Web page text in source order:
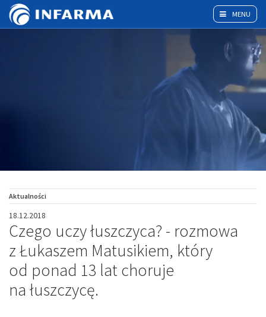
MENU
Aktualności
18.12.2018
Czego uczy łuszczyca? - rozmowa
z Łukaszem Matusikiem, który
od ponad 13 lat choruje
na łuszczycę.